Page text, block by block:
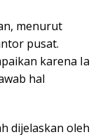
menurut
pusat.
karena Ia
hal
dijelaskan oleh